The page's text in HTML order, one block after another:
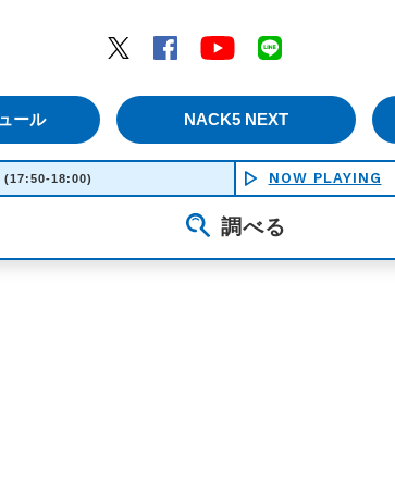
Twitter
Facebook YouTube
ール NACK5 NEXT
(17:50-18:00) NOW PLAYING
調べる